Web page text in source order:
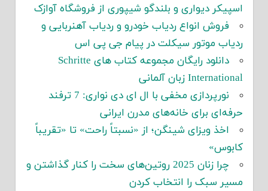
اسپیکر دیواری و بلندگو شیپوری از فروشگاه آوازک
فروش انواع ردیاب خودرو و ردیاب آهنربایی و
ردیاب موتور سیکلت در پیام جی پی اس
دانلود رایگان مجموعه کتاب های Schritte
International زبان آلمانی
نورپردازی مخفی با ال ای دی نواری: 7 ترفند
حرفه‌ای برای خانه‌های مدرن ایرانی
اخذ ویزای شینگن؛ از «نسبتاً راحت» تا «تقریباً
کابوس»
چرا زنان 2025 روتین‌های سخت را کنار گذاشتن و
مسیر سبک را انتخاب کردن